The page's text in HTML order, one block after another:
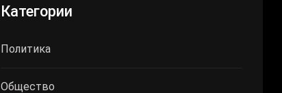
Категории
Политика
Общество